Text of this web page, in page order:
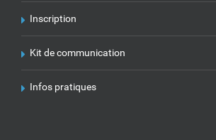
Inscription
Kit de communication
Infos pratiques